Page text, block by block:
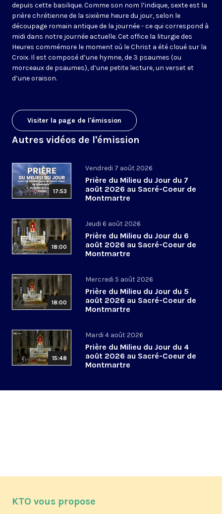
depuis cette basilique. Comme son nom l’indique, sexte est la
prière chrétienne de la sixième heure du jour, selon le
découpage romain antique de la journée - ce qui correspond à
midi dans notre journée actuelle. Cet office la liturgie des
Heures commémore le moment où le Christ a été cloué sur la
Croix. Il est composé d’une hymne, de 3 psaumes (ou
morceaux de psaumes), d’une petite lecture, un verset et
d’une oraison.
Visiter la page de l'émission
Autres vidéos de l'émission
17:53
Vendredi 7 août 2026
Prière du Milieu du Jour du 7
août 2026 au Sacré-Coeur de
Montmartre
18:00
Jeudi 6 août 2026
Prière du Milieu du Jour du 6
août 2026 au Sacré-Coeur de
Montmartre
18:00
Mercredi 5 août 2026
Prière du Milieu du Jour du 5
août 2026 au Sacré-Coeur de
Montmartre
15:48
Mardi 4 août 2026
Prière du Milieu du Jour du 4
août 2026 au Sacré-Coeur de
Montmartre
KTO vous propose